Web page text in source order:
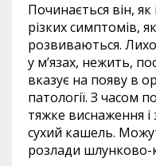
Починається він, як
різких симптомів,
розвиваються.
у м’язах, нежить,
вказує на появу в
патології. З часом
тяжке виснаження і
сухий кашель.
розлади шлунково-